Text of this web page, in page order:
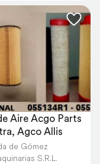
Aire Acgo Parts
Agco Allis
de Gómez
S.R.L.